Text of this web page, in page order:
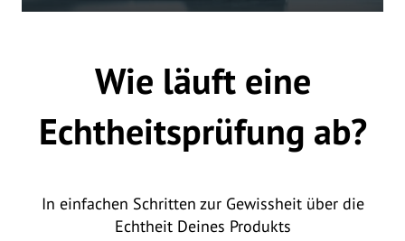
Wie läuft eine
Echtheitsprüfung ab?
In einfachen Schritten zur Gewissheit über die
Echtheit Deines Produkts